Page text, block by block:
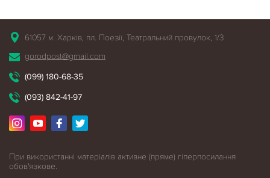
61057 м. Харків, пл. Поезії, Театральний провулок, 1/3
gorodpost@gmail.com
(099) 180-68-35
(093) 842-41-97
При використанні матеріалів активне (пряме) гіперпосилання
обов'язкове.